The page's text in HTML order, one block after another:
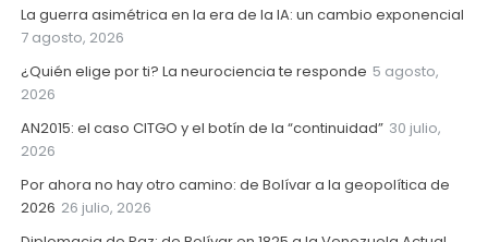
La guerra asimétrica en la era de la IA: un cambio exponencial
7 agosto, 2026
¿Quién elige por ti? La neurociencia te responde 5 agosto,
2026
AN2015: el caso CITGO y el botín de la “continuidad” 30 julio,
2026
Por ahora no hay otro camino: de Bolívar a la geopolítica de
2026 26 julio, 2026